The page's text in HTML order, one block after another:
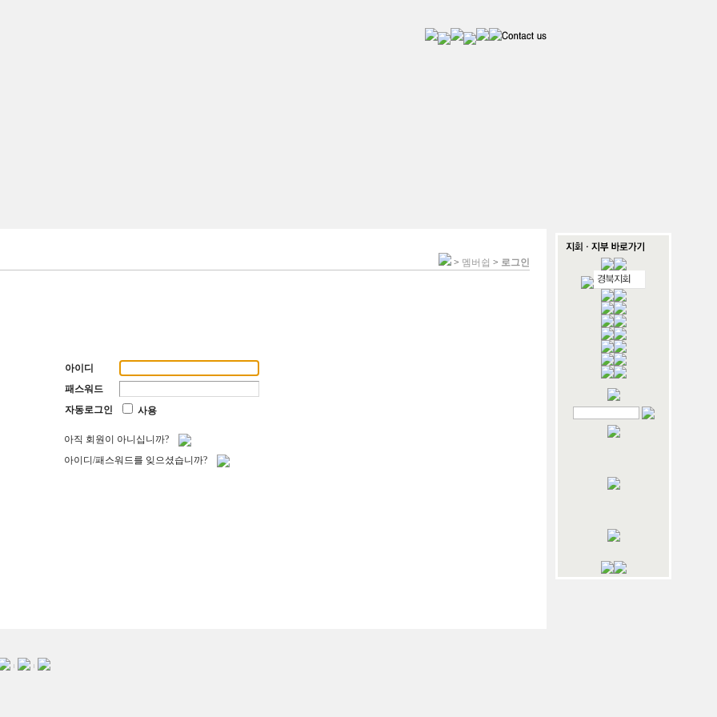
> 멤버쉽 > 로그인
아이디
패스워드
자동로그인
사용
아직 회원이 아니십니까?
아이디/패스워드를 잊으셨습니까?